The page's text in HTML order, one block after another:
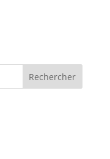
Rechercher